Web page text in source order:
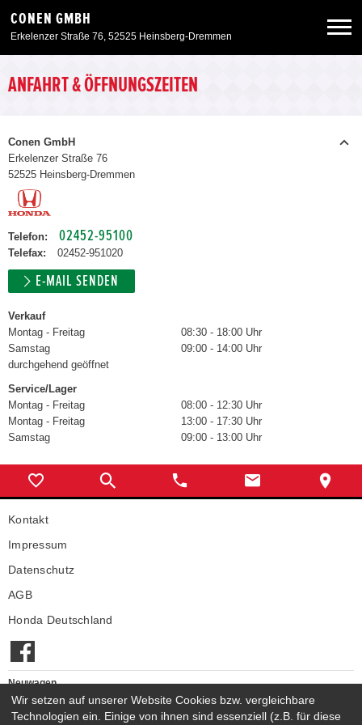
CONEN GMBH
Erkelenzer Straße 76, 52525 Heinsberg-Dremmen
Neuwagen
Angebote
Service & Zubehör
Unser Autohaus
Zurück zur Portalseite
ANFAHRT & ÖFFNUNGSZEITEN
Conen GmbH
Erkelenzer Straße 76
52525 Heinsberg-Dremmen
Telefon: 02452-95100
Telefax: 02452-951020
E-MAIL SENDEN
Verkauf
Montag - Freitag
08:30 - 18:00 Uhr
Samstag
09:00 - 14:00 Uhr
durchgehend geöffnet
Service/Lager
Montag - Freitag
08:00 - 12:30 Uhr
Montag - Freitag
13:00 - 17:30 Uhr
Samstag
09:00 - 13:00 Uhr
Kontakt
Impressum
Datenschutz
AGB
Honda Deutschland
Neuwagen
Honda Neuwagen
Wir setzen auf unserer Website Cookies bzw. vergleichbare
Technologien ein. Einige von ihnen sind essenziell (z.B. für diese